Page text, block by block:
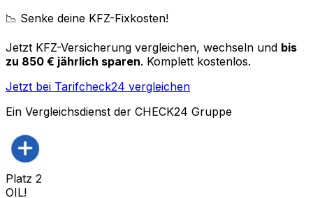
📉 Senke deine KFZ-Fixkosten!
Jetzt KFZ-Versicherung vergleichen, wechseln und bis
zu 850 € jährlich sparen. Komplett kostenlos.
Jetzt bei Tarifcheck24 vergleichen
Ein Vergleichsdienst der CHECK24 Gruppe
Platz 2
OIL!